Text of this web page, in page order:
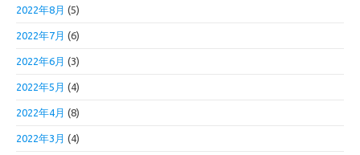
2022年8月 (5)
2022年7月 (6)
2022年6月 (3)
2022年5月 (4)
2022年4月 (8)
2022年3月 (4)